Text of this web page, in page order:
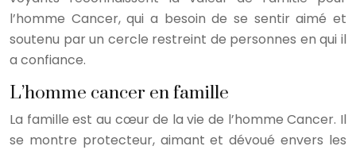
l’homme Cancer, qui a besoin de se sentir aimé et
soutenu par un cercle restreint de personnes en qui il
a confiance.
L’homme cancer en famille
La famille est au cœur de la vie de l’homme Cancer. Il
se montre protecteur, aimant et dévoué envers les